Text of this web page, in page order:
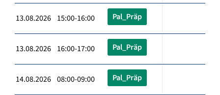
13.08.2026 15:00-16:00 Pal_Präp
13.08.2026 16:00-17:00 Pal_Präp
14.08.2026 08:00-09:00 Pal_Präp